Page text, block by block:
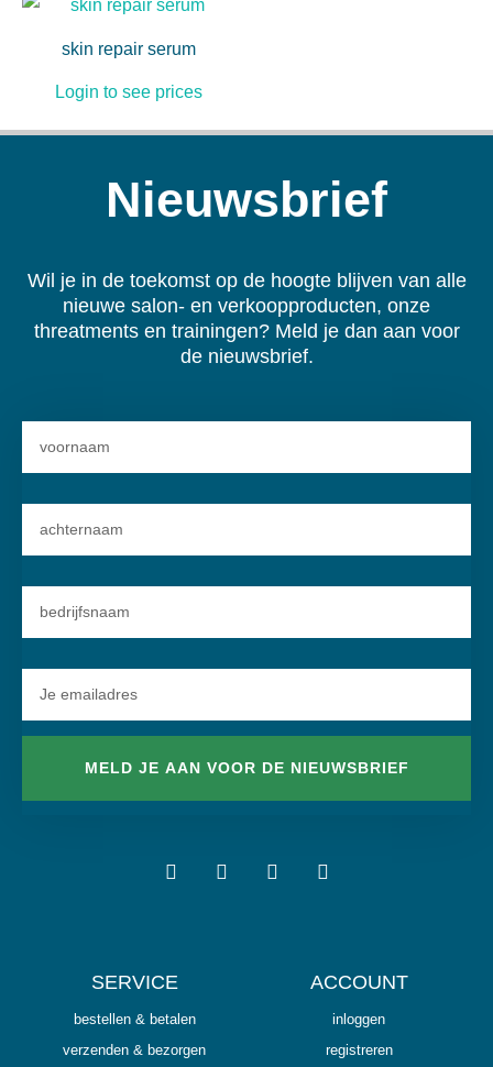
skin repair serum
Login to see prices
Nieuwsbrief
Wil je in de toekomst op de hoogte blijven van alle
nieuwe salon- en verkoopproducten, onze
threatments en trainingen? Meld je dan aan voor
de nieuwsbrief.
MELD JE AAN VOOR DE NIEUWSBRIEF
SERVICE
bestellen & betalen
verzenden & bezorgen
ACCOUNT
inloggen
registreren